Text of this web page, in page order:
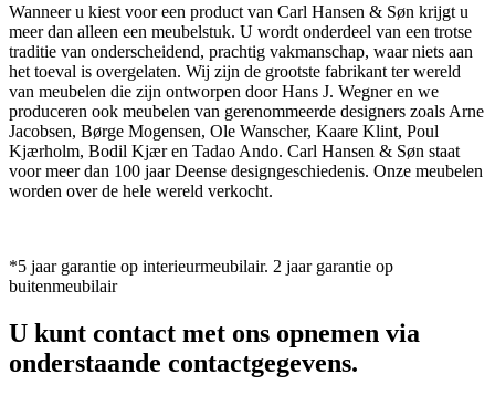
Wanneer u kiest voor een product van Carl Hansen & Søn krijgt u
meer dan alleen een meubelstuk. U wordt onderdeel van een trotse
traditie van onderscheidend, prachtig vakmanschap, waar niets aan
het toeval is overgelaten. Wij zijn de grootste fabrikant ter wereld
van meubelen die zijn ontworpen door Hans J. Wegner en we
produceren ook meubelen van gerenommeerde designers zoals Arne
Jacobsen, Børge Mogensen, Ole Wanscher, Kaare Klint, Poul
Kjærholm, Bodil Kjær en Tadao Ando. Carl Hansen & Søn staat
voor meer dan 100 jaar Deense designgeschiedenis. Onze meubelen
worden over de hele wereld verkocht.
*5 jaar garantie op interieurmeubilair. 2 jaar garantie op
buitenmeubilair
U kunt contact met ons opnemen via
onderstaande contactgegevens.